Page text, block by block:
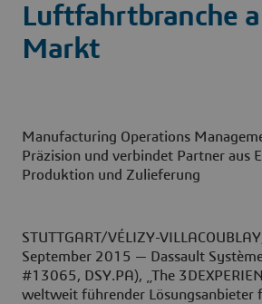
Luftfahrtbranche
Markt
Manufacturing Operations
Präzision und verbindet Partner aus
Produktion und Zulieferung
STUTTGART/VÉLIZY-
September 2015 — Dassault
#13065, DSY.PA), „The
weltweit führender Lösungsanbieter